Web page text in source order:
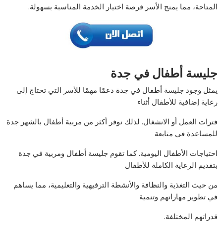
المتاحة، مما يمنح الأسر فرصة اختيار الخدمة المناسبة بسهولة.
جليسة أطفال في جدة
يمثل وجود جليسة أطفال في جدة دعمًا مهمًا للأسر التي تحتاج إلى
رعاية إضافية للأطفال أثناء
فترات العمل أو الانشغال. لذلك نوفر أكثر من مربية أطفال بالشهر جدة
للمساعدة في متابعة
احتياجات الأطفال اليومية. كما تقوم جليسة أطفال ومربية في جدة
بتقديم الرعاية الكاملة للأطفال
من حيث التغذية والنظافة والأنشطة الترفيهية والتعليمية، مما يساهم
في تطوير مهاراتهم وتنمية
قدراتهم المختلفة.